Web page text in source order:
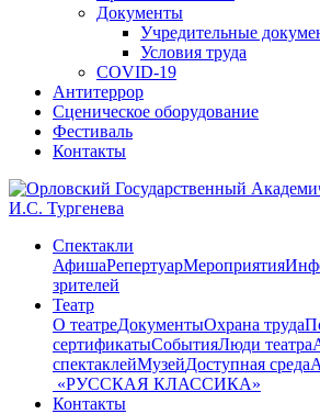
Документы
Учредительные
Условия труда
COVID-19
Антитеррор
Сценическое оборудование
Фестиваль
Контакты
Спектакли
АфишаРепертуарМероприятия
зрителей
Театр
О театреДокументыОхрана труда
сертификатыСобытияЛюди театра
спектаклейМузейДоступная среда
​ «РУССКАЯ КЛАССИКА»
Контакты